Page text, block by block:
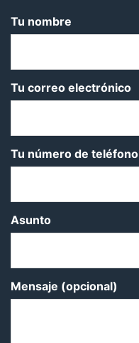
Tu nombre
Tu correo electrónico
Tu número de teléfono
Asunto
Mensaje (opcional)